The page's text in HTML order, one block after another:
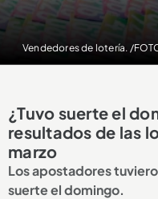
Vendedores de lotería. /
¿Tuvo suerte el
resultados de las
marzo
Los apostadores
suerte el domingo.